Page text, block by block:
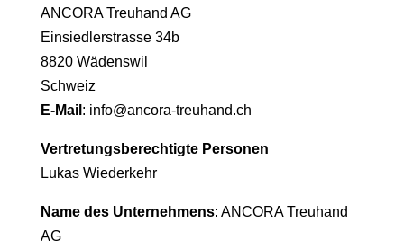
ANCORA Treuhand AG
Einsiedlerstrasse 34b
8820 Wädenswil
Schweiz
E-Mail : info@ancora-treuhand.ch
Vertretungsberechtigte Personen
Lukas Wiederkehr
Name des Unternehmens: ANCORA Treuhand
AG